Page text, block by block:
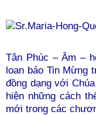
Tân Phúc – Âm –
loan báo Tin Mừng
đồng dạng với
hiện những cách
mới trong các